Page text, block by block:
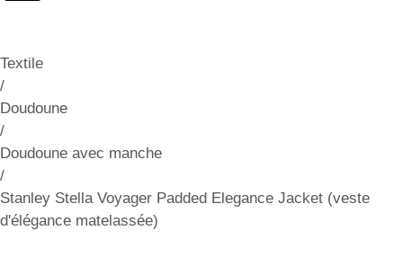
Textile
/
Doudoune
/
Doudoune avec manche
/
Stanley Stella Voyager Padded Elegance Jacket (veste
d'élégance matelassée)